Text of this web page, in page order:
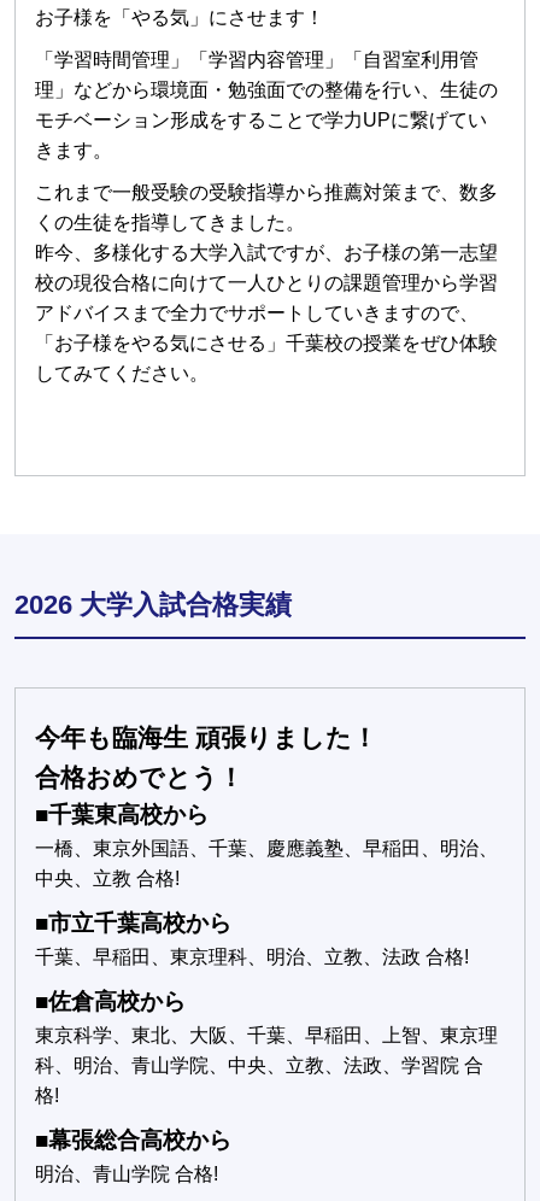
お子様を「やる気」にさせます！
「学習時間管理」「学習内容管理」「自習室利用管
理」などから環境面・勉強面での整備を行い、生徒の
モチベーション形成をすることで学力UPに繋げてい
きます。
これまで一般受験の受験指導から推薦対策まで、数多
くの生徒を指導してきました。
昨今、多様化する大学入試ですが、お子様の第一志望
校の現役合格に向けて一人ひとりの課題管理から学習
アドバイスまで全力でサポートしていきますので、
「お子様をやる気にさせる」千葉校の授業をぜひ体験
してみてください。
2026 大学入試合格実績
今年も臨海生 頑張りました！
合格おめでとう！
■千葉東高校から
一橋、東京外国語、千葉、慶應義塾、早稲田、明治、
中央、立教 合格!
■市立千葉高校から
千葉、早稲田、東京理科、明治、立教、法政 合格!
■佐倉高校から
東京科学、東北、大阪、千葉、早稲田、上智、東京理
科、明治、青山学院、中央、立教、法政、学習院 合
格!
■幕張総合高校から
明治、青山学院 合格!